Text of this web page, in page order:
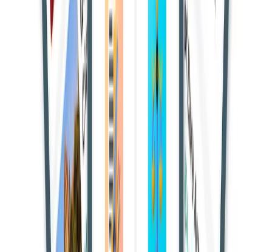
विशेषज्ञ समिति के गठन में पर्यावरण, वन और जलवायु परिवर्तन मंत्रालय
(MoEFCC) के "लापरवाह रवैये" पर गंभीर नाराजगी जताई है। 16 अप्रैल
को, कोर्ट ने मंत्रालय के सचिव को 29 अप्रैल 2025 को व्यक्तिगत रूप से
पेश होने का आदेश दिया।
न्यायमूर्ति बी.आर. गवई और न्यायमूर्ति ए.जी. मसीह की पीठ, वन संरक्षण
से जुड़े लंबे समय से लंबित टी. एन. गोडावर्मन थिरुमुलपद मामले में सुनवाई
कर रही थी। नाराजगी व्यक्त करते हुए कोर्ट ने कहा:
"रिकॉर्ड के अवलोकन से प्रतीत होता है कि मंत्रालय इस मुद्दे को हल्के में ले
रहा है। जब इस कोर्ट ने 16.01.2025 को आदेश पारित कर 19.03.2025
से पहले निर्णय लेने का स्पष्ट निर्देश दिया था, तब मंत्रालय को इसका पालन
करना चाहिए था।"
Read Also:-
सेना से हटाए गए सैनिक को सेवा के कारण विकलांग माना